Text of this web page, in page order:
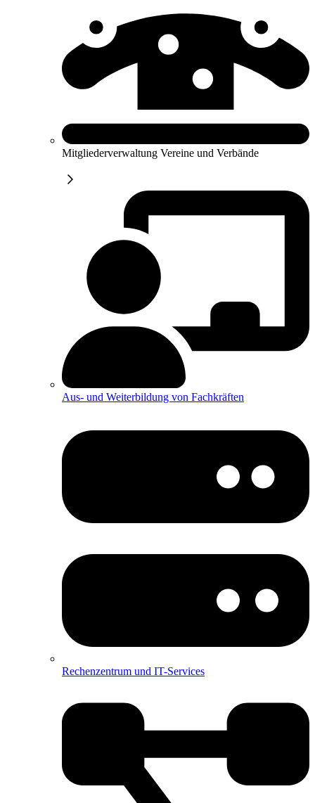
Mitgliederverwaltung Vereine und Verbände
Aus- und Weiterbildung von Fachkräften
Rechenzentrum und IT-Services